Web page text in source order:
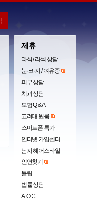
제휴
라식 / 라섹 상담
눈·코·지 / 여유증
피부 상담
치과 상담
보험 Q & A
고려대 원룸
스마트폰 특가
인터넷 가입센터
남자 헤어스타일
인연찾기
튤립
법률 상담
AOC